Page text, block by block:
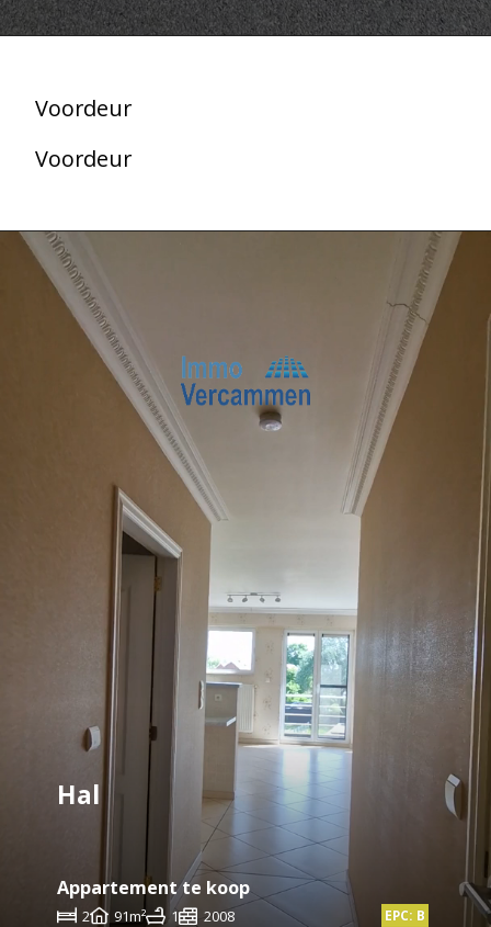
Voordeur
Voordeur
Hal
Appartement te koop
2 91m² 1 2008
EPC: B